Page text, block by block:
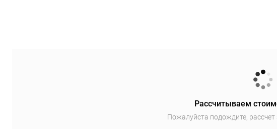
Рассчитываем
Пожалуйста подождите,